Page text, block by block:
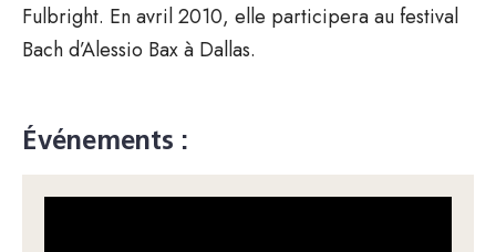
Fulbright. En avril 2010, elle participera au festival
Bach d’Alessio Bax à Dallas.
Événements :